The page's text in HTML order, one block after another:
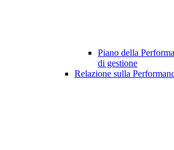
Piano della
di gestione
Relazione sulla